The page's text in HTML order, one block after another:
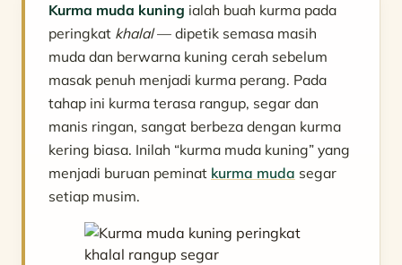
Kurma muda kuning ialah buah kurma pada
peringkat khalal— dipetik semasa masih
muda dan berwarna kuning cerah sebelum
masak penuh menjadi kurma perang. Pada
tahap ini kurma terasa rangup, segar dan
manis ringan, sangat berbeza dengan kurma
kering biasa. Inilah “kurma muda kuning” yang
menjadi buruan peminat kurma muda segar
setiap musim.